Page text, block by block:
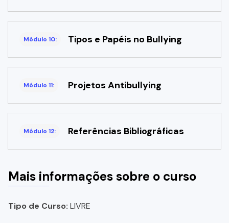
Módulo 10: Tipos e Papéis no Bullying
Módulo 11: Projetos Antibullying
Módulo 12: Referências Bibliográficas
Mais informações sobre o curso
Tipo de Curso: LIVRE